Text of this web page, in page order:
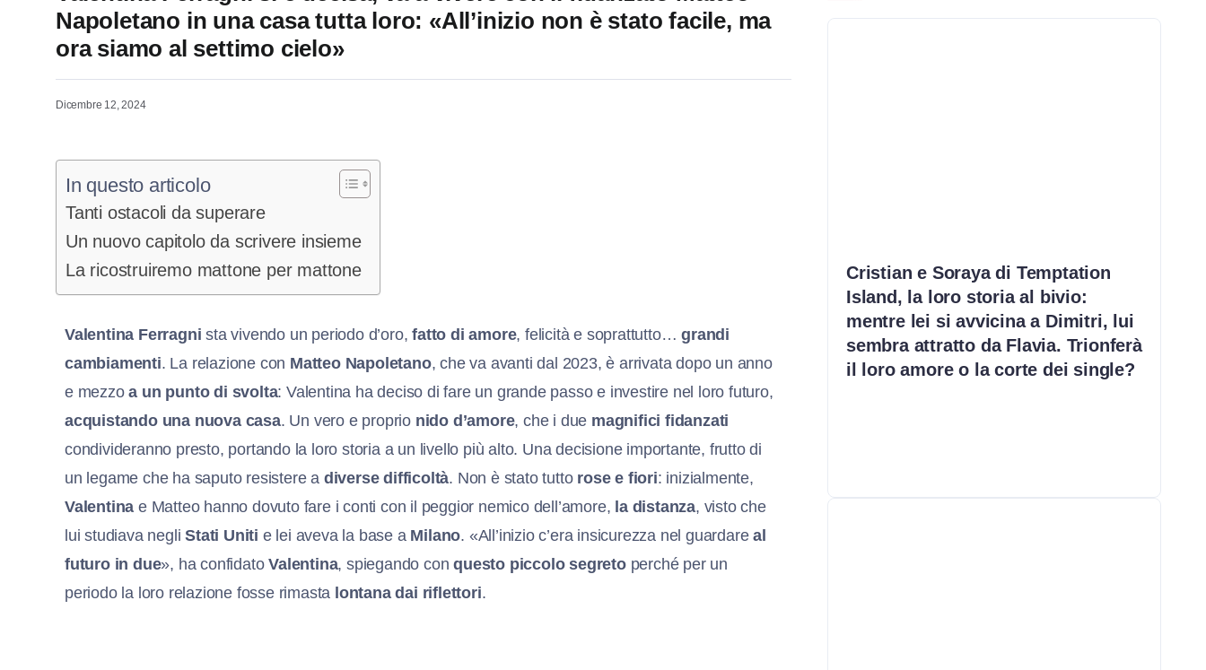
Napoletano in una casa tutta loro: «All’inizio non è stato facile, ma
ora siamo al settimo cielo»
Dicembre 12, 2024
In questo articolo
Tanti ostacoli da superare
Un nuovo capitolo da scrivere insieme
La ricostruiremo mattone per mattone
Valentina Ferragni sta vivendo un periodo d’oro,fatto di amore, felicità e soprattutto…grandi
cambiamenti. La relazione con Matteo Napoletano, che va avanti dal 2023, è arrivata dopo un anno
e mezzoa un punto di svolta: Valentina ha deciso di fare un grande passo e investire nel loro futuro,
acquistando una nuova casa. Un vero e proprio nido d’amore, che i due magnifici fidanzati
condivideranno presto, portando la loro storia a un livello più alto. Una decisione importante, frutto di
un legame che ha saputo resistere a diverse difficoltà. Non è stato tutto rose e fiori: inizialmente,
Valentina e Matteo hanno dovuto fare i conti con il peggior nemico dell’amore, la distanza, visto che
lui studiava negliStati Uniti e lei aveva la base a Milano. «All’inizio c’era insicurezza nel guardareal
futuro in due», ha confidatoValentina, spiegando conquesto piccolo segretoperché per un
periodo la loro relazione fosse rimasta lontana dai riflettori.
Cristian e Soraya di Temptation
Island, la loro storia al bivio:
mentre lei si avvicina a Dimitri, lui
sembra attratto da Flavia. Trionferà
il loro amore o la corte dei single?